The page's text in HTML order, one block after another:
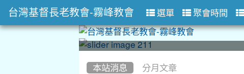
本站消息 分月文章
台灣基督長老教會-霧峰教會 ::: 選單 聚會時間